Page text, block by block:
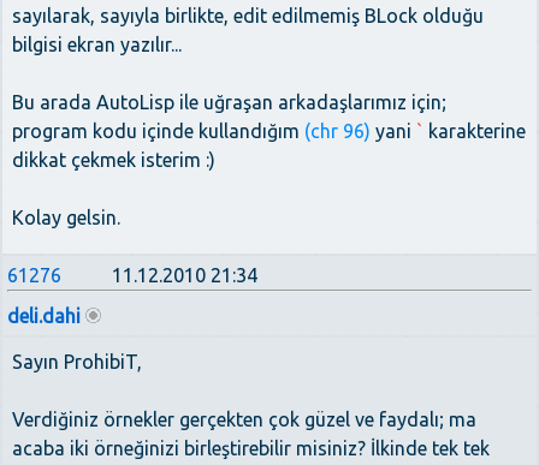
sayılarak, sayıyla birlikte, edit edilmemiş BLock olduğu
bilgisi ekran yazılır...
Bu arada AutoLisp ile uğraşan arkadaşlarımız için;
program kodu içinde kullandığım (chr 96) yani ` karakterine
dikkat çekmek isterim :)
Kolay gelsin.
61276
11.12.2010 21:34
deli.dahi
Sayın ProhibiT,
Verdiğiniz örnekler gerçekten çok güzel ve faydalı; ma
acaba iki örneğinizi birleştirebilir misiniz? İlkinde tek tek